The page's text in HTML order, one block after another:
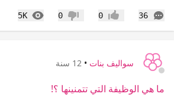
36
التعليقات إعجاب0 عدم إعجاب
0
5K
المشاهدات
سواليف بنات • 12 سنة
ما هي الوظيفة التي تتمنينها ؟!